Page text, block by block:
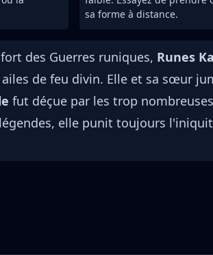
sa forme à distance.
des Guerres runiques, Runes
de feu divin. Elle et sa sœur
fut déçue par les trop
elle punit toujours